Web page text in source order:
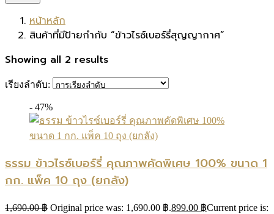
หน้าหลัก
สินค้าที่มีป้ายกำกับ “ข้าวไรซ์เบอร์รี่สุญญากาศ”
Showing all 2 results
เรียงลำดับ:
- 47%
ธรรม ข้าวไรซ์เบอร์รี่ คุณภาพคัดพิเศษ 100% ขนาด 1
กก. แพ็ค 10 ถุง (ยกลัง)
1,690.00฿ Original price was: 1,690.00 ฿.899.00 ฿Current price is: